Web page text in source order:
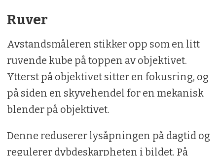
Ruver
Avstandsmåleren stikker opp som en litt
ruvende kube på toppen av objektivet.
Ytterst på objektivet sitter en fokusring, og
på siden en skyvehendel for en mekanisk
blender på objektivet.
Denne reduserer lysåpningen på dagtid og
regulerer dybdeskarpheten i bildet. På